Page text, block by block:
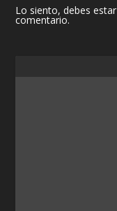
Lo siento, debes estar
comentario.